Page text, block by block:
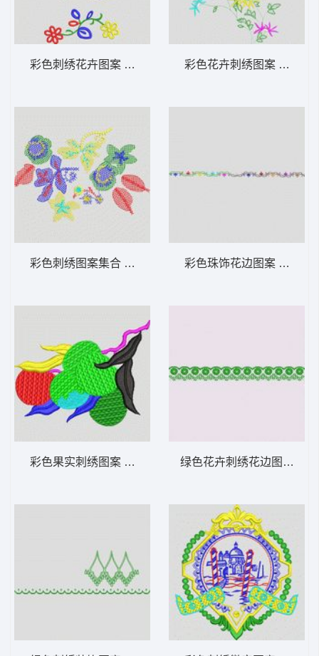
彩色刺绣花卉图案 大花样
彩色刺绣图案集合 大花样
彩色果实刺绣图案 大花样
彩色花卉刺绣图案 大花样
彩色珠饰花边图案 大花样
绿色花卉刺绣花边图案 大